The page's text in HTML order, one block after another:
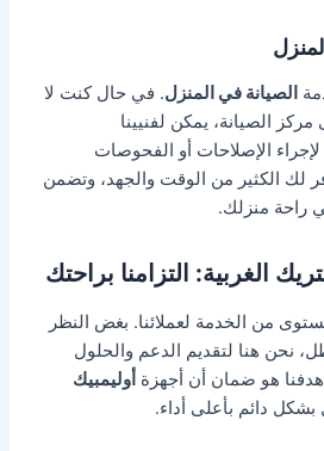
الصيانة في المنزل. في حال كنت لا
الصيانة، يمكن لفنيينا
الإصلاحات أو الفحوصات
لك الكثير من الوقت والجهد، وتضمن
راحة منزلك.
الغربية: التزامنا براحتك
من الخدمة لعملائنا. بغض النظر
نحن هنا لتقديم الدعم والحلول
هو ضمان أن أجهزة أوليمبيك
دائم بأعلى أداء.